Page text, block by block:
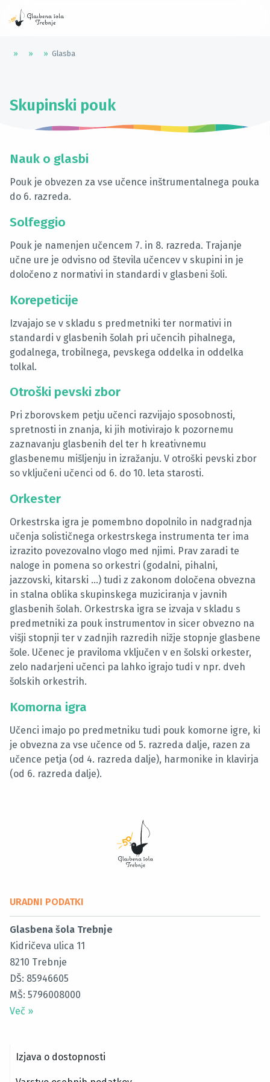
» » » Glasba
Skupinski pouk
Nauk o glasbi
Pouk je obvezen za vse učence inštrumentalnega pouka
do 6. razreda.
Solfeggio
Pouk je namenjen učencem 7. in 8. razreda. Trajanje
učne ure je odvisno od števila učencev v skupini in je
določeno z normativi in standardi v glasbeni šoli.
Korepeticije
Izvajajo se v skladu s predmetniki ter normativi in
standardi v glasbenih šolah pri učencih pihalnega,
godalnega, trobilnega, pevskega oddelka in oddelka
tolkal.
Otroški pevski zbor
Pri zborovskem petju učenci razvijajo sposobnosti,
spretnosti in znanja, ki jih motivirajo k pozornemu
zaznavanju glasbenih del ter h kreativnemu
glasbenemu mišljenju in izražanju. V otroški pevski zbor
so vključeni učenci od 6. do 10. leta starosti.
Orkester
Orkestrska igra je pomembno dopolnilo in nadgradnja
učenja solističnega orkestrskega instrumenta ter ima
izrazito pove­zovalno vlogo med njimi. Prav zaradi te
naloge in pomena so orkestri (godalni, pihalni,
jazzovski, kitarski …) tudi z zakonom določena obvezna
in stalna oblika skupinskega muziciranja v javnih
glasbenih šolah. Orkestrska igra se izvaja v skladu s
predmetniki za pouk instrumentov in sicer obvezno na
višji stopnji ter v zadnjih razredih nižje stopnje glasbene
šole. Učenec je praviloma vključen v en šolski orkester,
zelo nadarjeni učenci pa lahko igrajo tudi v npr. dveh
šolskih orkestrih.
Komorna igra
Učenci imajo po predmetniku tudi pouk komorne igre, ki
je obvezna za vse učence od 5. razreda dalje, razen za
učence petja (od 4. razreda dalje), harmonike in klavirja
(od 6. razreda dalje).
URADNI PODATKI
Glasbena šola Trebnje
Kidričeva ulica 11
8210 Trebnje
DŠ: 85946605
MŠ: 5796008000
Več »
Izjava o dostopnosti